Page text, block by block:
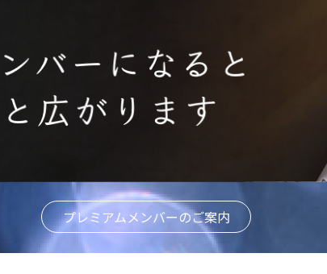
プレミアムメンバーのご案内